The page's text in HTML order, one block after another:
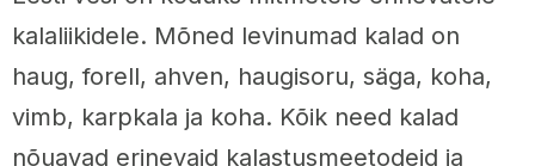
kalaliikidele. Mõned levinumad kalad on
haug, forell, ahven, haugisoru, säga, koha,
vimb, karpkala ja koha. Kõik need kalad
nõuavad erinevaid kalastusmeetodeid ja